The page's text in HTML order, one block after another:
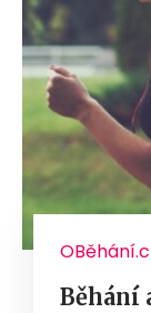
Běhání